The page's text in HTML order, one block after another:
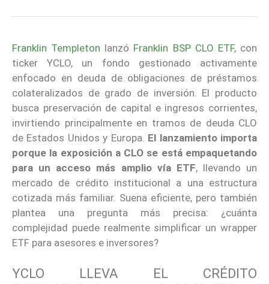
Franklin Templeton lanzó Franklin BSP CLO ETF, con
ticker YCLO, un fondo gestionado activamente
enfocado en deuda de obligaciones de préstamos
colateralizados de grado de inversión. El producto
busca preservación de capital e ingresos corrientes,
invirtiendo principalmente en tramos de deuda CLO
de Estados Unidos y Europa. El lanzamiento importa
porque la exposición a CLO se está empaquetando
para un acceso más amplio vía ETF, llevando un
mercado de crédito institucional a una estructura
cotizada más familiar. Suena eficiente, pero también
plantea una pregunta más precisa: ¿cuánta
complejidad puede realmente simplificar un wrapper
ETF para asesores e inversores?
YCLO LLEVA EL CRÉDITO